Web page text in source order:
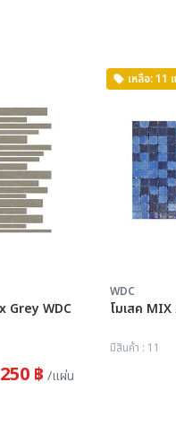
โมเสค (S004) Paradox Grey WDC
250 ฿ /แผ่น
เหลือ: 11
WDC
โมเสค MIX
มีสินค้า : 11